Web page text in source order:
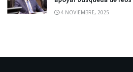
4 NOVIEMBRE, 2025